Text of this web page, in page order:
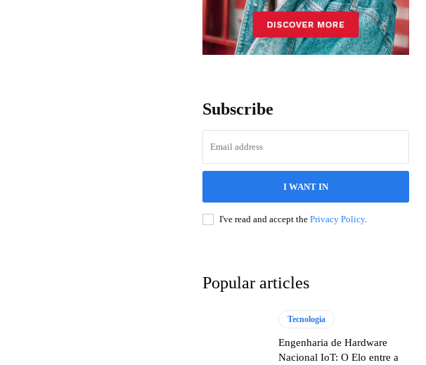
Subscribe
I WANT IN
I've read and accept the Privacy Policy.
Popular articles
Tecnologia
Engenharia de Hardware
Nacional IoT: O Elo entre a